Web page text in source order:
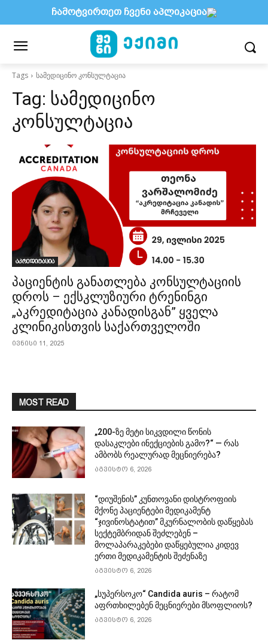
Tags სამედიცინო კონსულტაცია
Tag: სამედიცინო
კონსულტაცია
აკრედიტაცია
პაციენტის განათლება კონსულტაციის
დროს – ექსკლუზიური ტრენინგი
„აკრედიტაცია კანადისგან” ყველა
კლინიკისთვის საქართველოში
ივნისი 11, 2025
MOST READ
„200-ზე მეტი სიკვდილი წონის
დასაკლები ინექციების გამო?“ — რას
ამბობს რეალურად მეცნიერება?
აგვისტო 6, 2026
“დიუშენის” კუნთოვანი დისტროფიის
მქონე პაციენტები მედიკამენტ
“ჯივინოსტატით” მკურნალობის დაწყებას
სექტემბრიდან შეძლებენ –
მოლაპარაკებები დაწყებულია კიდევ
ერთი მედიკამენტის შეძენაზე
აგვისტო 6, 2026
„სუპერსოკო“ Candida auris – რატომ
აფრთხილებენ მეცნიერები მსოფლიოს?
აგვისტო 6, 2026
ჩამოტვირთეთ ჩვენი აპლიკაცია